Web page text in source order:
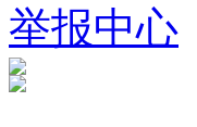
举报中心